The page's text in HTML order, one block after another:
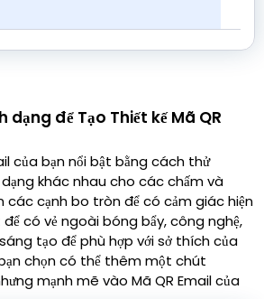
dạng để Tạo Thiết kế Mã QR
của bạn nổi bật bằng cách thử
khác nhau cho các chấm và
các cạnh bo tròn để có cảm giác hiện
có vẻ ngoài bóng bẩy, công nghệ,
tạo để phù hợp với sở thích của
chọn có thể thêm một chút
mạnh mẽ vào Mã QR Email của